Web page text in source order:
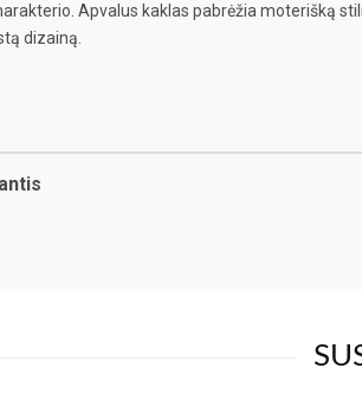
Apvalus kaklas pabrėžia moterišką
dizainą.